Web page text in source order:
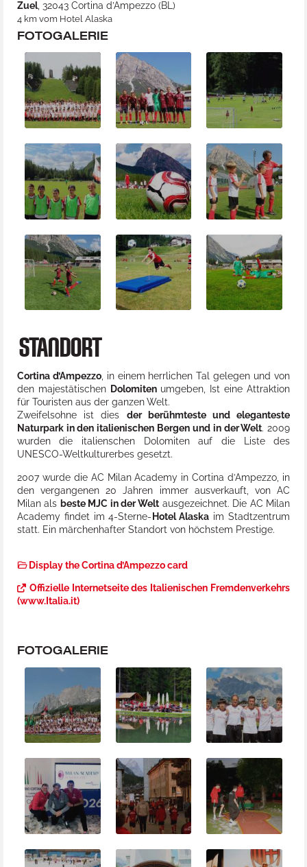
Zuel, 32043 Cortina d’Ampezzo (BL)
4 km vom Hotel Alaska
FOTOGALERIE
STANDORT
Cortina d’Ampezzo, in einem herrlichen Tal gelegen und von
den majestätischen Dolomitenumgeben, Ist eine Attraktion
für Touristen aus der ganzen Welt.
Zweifelsohne ist dies der berühmteste und eleganteste
Naturpark in den italienischen Bergen und in der Welt. 2009
wurden die italienschen Dolomiten auf die Liste des
UNESCO-Weltkulturerbes gesetzt.
2007 wurde die AC Milan Academy in Cortina d’Ampezzo, in
den vergangenen 20 Jahren immer ausverkauft, von AC
Milan als beste MJC in der Welt ausgezeichnet. Die AC Milan
Academy findet im 4-Sterne-Hotel Alaska im Stadtzentrum
statt. Ein märchenhafter Standort von höchstem Prestige.
Display the Cortina d’Ampezzo card
Offizielle Internetseite des Italienischen Fremdenverkehrs
(www.Italia.it)
FOTOGALERIE